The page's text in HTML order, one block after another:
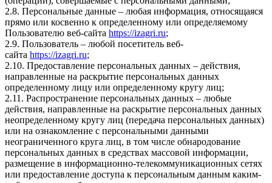
2.8. Персональные данные – любая информация, относящаяся
прямо или косвенно к определенному или определяемому
Пользователю веб-сайта https://izagri.ru;
2.9. Пользователь – любой посетитель веб-
сайта https://izagri.ru;
2.10. Предоставление персональных данных – действия,
направленные на раскрытие персональных данных
определенному лицу или определенному кругу лиц;
2.11. Распространение персональных данных – любые
действия, направленные на раскрытие персональных данных
неопределенному кругу лиц (передача персональных данных)
или на ознакомление с персональными данными
неограниченного круга лиц, в том числе обнародование
персональных данных в средствах массовой информации,
размещение в информационно-телекоммуникационных сетях
или предоставление доступа к персональным данным каким-